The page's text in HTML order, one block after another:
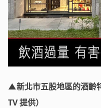
▲新北市五股地區的酒齡
TV 提供）